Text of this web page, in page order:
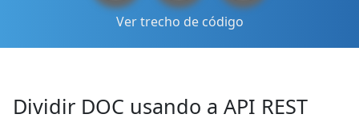
Ver trecho de código
Dividir DOC usando a API REST